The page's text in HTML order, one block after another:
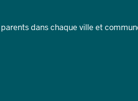
dans chaque ville et